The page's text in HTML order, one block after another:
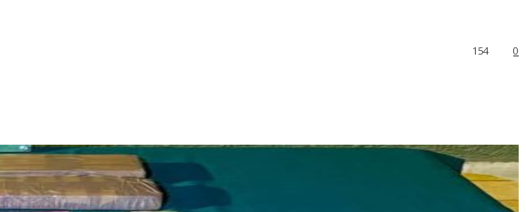
0
154